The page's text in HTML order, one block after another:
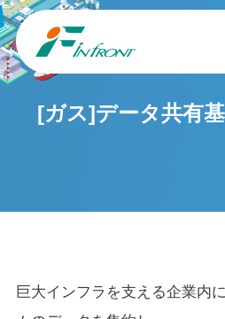
[ガス]データ共有
巨大インフラを支える企業内